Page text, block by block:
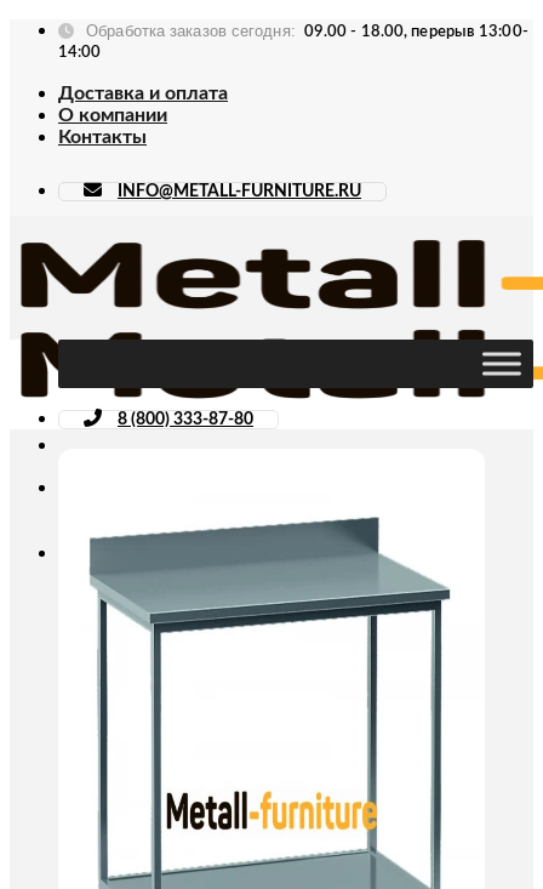
Skip
Обработка заказов сегодня:
09.00 - 18.00, перерыв 13:00-
14:00
Доставка и оплата
О компании
Контакты
INFO@METALL-FURNITURE.RU
8 (800) 333-87-80